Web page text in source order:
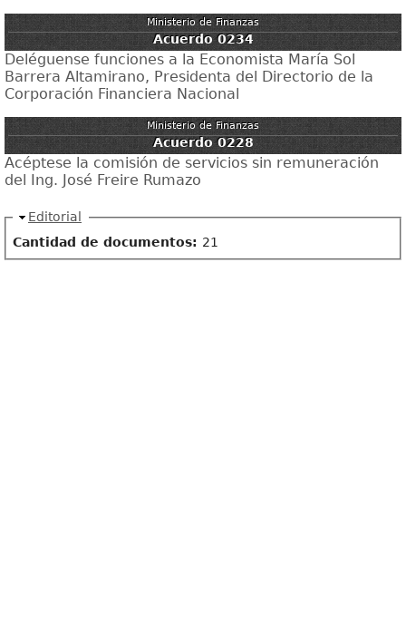
Ministerio de Finanzas
Acuerdo 0234
Deléguense funciones a la Economista María Sol
Barrera Altamirano, Presidenta del Directorio de la
Corporación Financiera Nacional
Ministerio de Finanzas
Acuerdo 0228
Acéptese la comisión de servicios sin remuneración
del Ing. José Freire Rumazo
Ocultar
Editorial
Cantidad de documentos: 21